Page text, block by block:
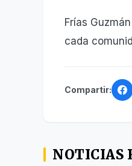
Frías
cada
Compartir:
NOTICIAS